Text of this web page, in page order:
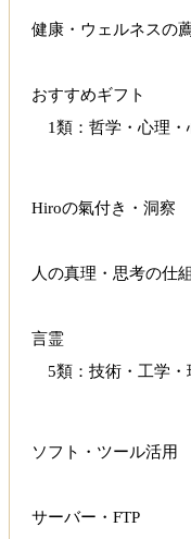
健康・ウェルネスの
おすすめギフト
1類：哲学・心理
Hiroの氣付き・洞察
人の真理・思考の仕
言霊
5類：技術・工学・
ソフト・ツール活用
サーバー・FTP